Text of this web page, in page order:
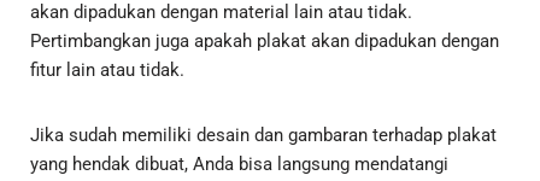
akan dipadukan dengan material lain atau tidak.
Pertimbangkan juga apakah plakat akan dipadukan dengan
fitur lain atau tidak.
Jika sudah memiliki desain dan gambaran terhadap plakat
yang hendak dibuat, Anda bisa langsung mendatangi